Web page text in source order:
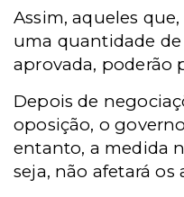
Assim, aqueles
uma quantidade
aprovada, poderão
Depois de
oposição, o
entanto, a medida
seja, não afetará